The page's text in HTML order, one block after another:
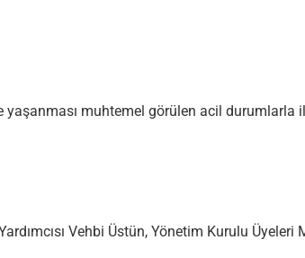
muhtemel görülen acil durumlarla
Vehbi Üstün, Yönetim Kurulu